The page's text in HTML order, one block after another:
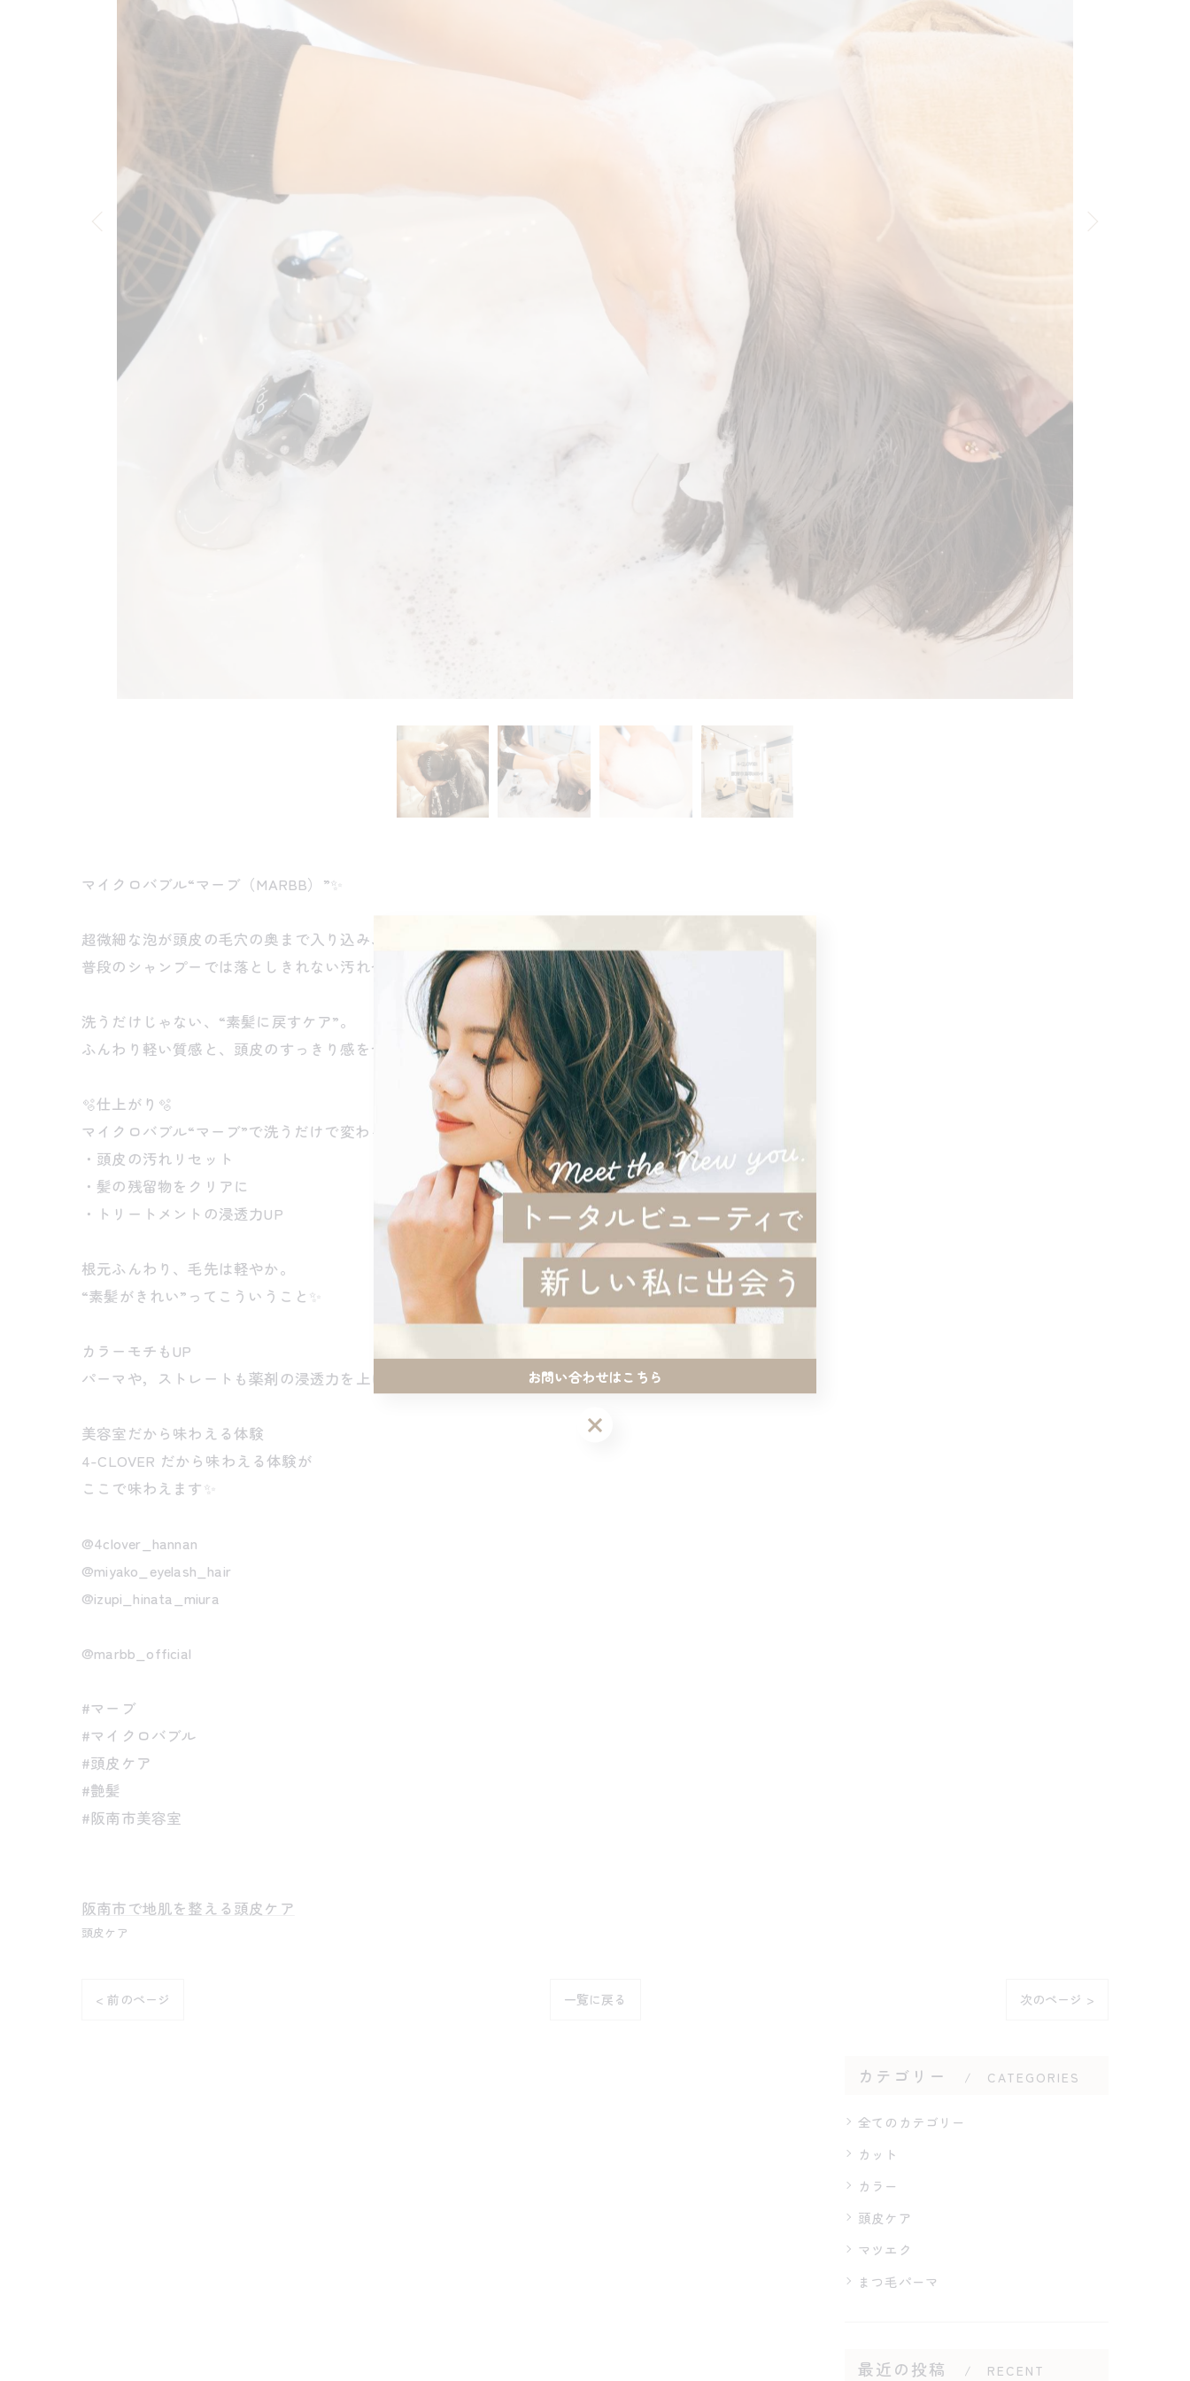
マイクロバブル“マーブ（MARBB）”✨
超微細な泡が頭皮の毛穴の奥まで入り込み、
普段のシャンプーでは落としきれない汚れや皮脂をしっかり除去。
洗うだけじゃない、“素髪に戻すケア”。
ふんわり軽い質感と、頭皮のすっきり感をぜひ体感してみてください🫧
🫧仕上がり🫧
マイクロバブル“マーブ”で洗うだけで変わる🫧
・頭皮の汚れリセット
・髪の残留物をクリアに
・トリートメントの浸透力UP
根元ふんわり、毛先は軽やか。
“素髪がきれい”ってこういうこと✨
カラーモチもUP
パーマや，ストレートも薬剤の浸透力を上げたり残留除去もできるのでモチと質感もUP
美容室だから味わえる体験
4-CLOVER だから味わえる体験が
ここで味わえます✨
@4clover_hannan
@miyako_eyelash_hair
@izupi_hinata_miura
@marbb_official
#マーブ
#マイクロバブル
#頭皮ケア
#艶髪
#阪南市美容室
阪南市で地肌を整える頭皮ケア
頭皮ケア
< 前のページ 一覧に戻る 次のページ >
カテゴリー CATEGORIES
全てのカテゴリー
カット
カラー
頭皮ケア
マツエク
まつ毛パーマ
最近の投稿 RECENT
お問い合わせはこちら
お問い合わせはこちら